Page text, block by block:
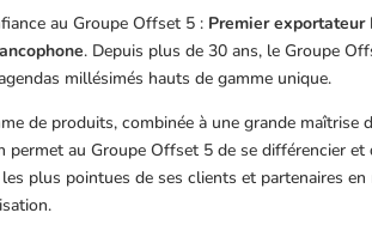
au Groupe Offset 5 : Premier exportateur
. Depuis plus de 30 ans, le Groupe
millésimés hauts de gamme unique.
de produits, combinée à une grande maîtrise
permet au Groupe Offset 5 de se différencier et
plus pointues de ses clients et partenaires en